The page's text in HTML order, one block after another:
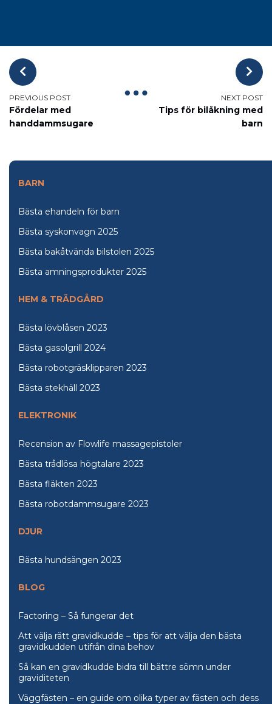
Fördelar med
handdammsugare
Tips för bilåkning med
barn
BARN
Bästa ehandeln för barn
Bästa syskonvagn 2025
Bästa bakåtvända bilstolen 2025
Bästa amningsprodukter 2025
HEM & TRÄDGÅRD
Bästa lövblåsen 2023
Bästa gasolgrill 2024
Bästa robotgräsklipparen 2023
Bästa stekhäll 2023
ELEKTRONIK
Recension av Flowlife massagepistoler
Bästa trådlösa högtalare 2023
Bästa fläkten 2023
Bästa robotdammsugare 2023
DJUR
Bästa hundsängen 2023
BLOG
Factoring – Så fungerar det
Att välja rätt gravidkudde – tips för att välja den bästa
gravidkudden utifrån dina behov
Så kan en gravidkudde bidra till bättre sömn under
graviditeten
Väggfästen – en guide om olika typer av fästen och dess